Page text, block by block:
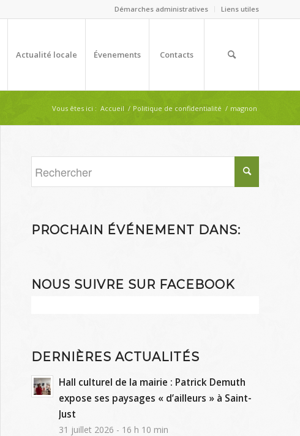
Démarches administratives Liens utiles
Actualité locale Évenements Contacts
Vous êtes ici : Accueil / Politique de confidentialité / magnon
PROCHAIN ÉVÉNEMENT DANS:
NOUS SUIVRE SUR FACEBOOK
DERNIÈRES ACTUALITÉS
Hall culturel de la mairie : Patrick Demuth
expose ses paysages « d’ailleurs » à Saint-
Just
31 juillet 2026 - 16 h 10 min